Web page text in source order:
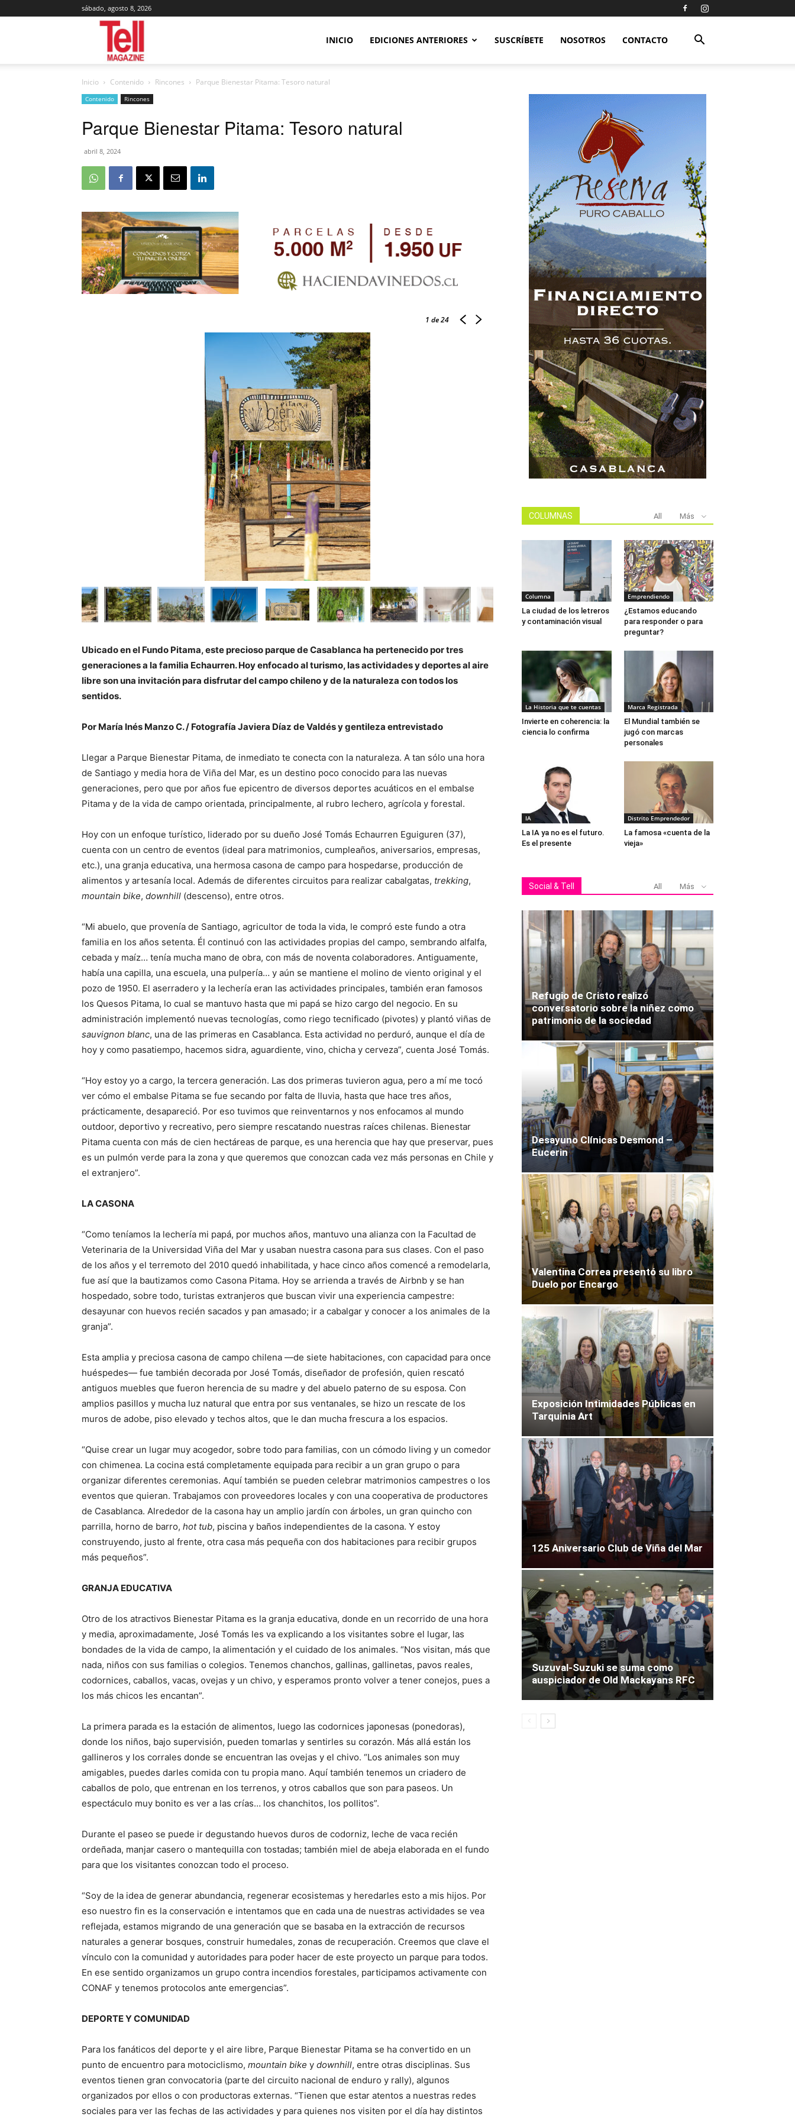
sábado, agosto 8, 2026
Magazine
INICIO EDICIONES ANTERIORES SUSCRÍBETE NOSOTROS CONTACTO
Inicio Contenido Rincones Parque Bienestar Pitama: Tesoro natural
Contenido Rincones
Parque Bienestar Pitama: Tesoro natural
abril 8, 2024
1 de 24
Ubicado en el Fundo Pitama, este precioso parque de Casablanca ha pertenecido por tres
generaciones a la familia Echaurren. Hoy enfocado al turismo, las actividades y deportes al aire
libre son una invitación para disfrutar del campo chileno y de la naturaleza con todos los
sentidos.
Por María Inés Manzo C. / Fotografía Javiera Díaz de Valdés y gentileza entrevistado
Llegar a Parque Bienestar Pitama, de inmediato te conecta con la naturaleza. A tan sólo una hora
de Santiago y media hora de Viña del Mar, es un destino poco conocido para las nuevas
generaciones, pero que por años fue epicentro de diversos deportes acuáticos en el embalse
Pitama y de la vida de campo orientada, principalmente, al rubro lechero, agrícola y forestal.
Hoy con un enfoque turístico, liderado por su dueño José Tomás Echaurren Eguiguren (37),
cuenta con un centro de eventos (ideal para matrimonios, cumpleaños, aniversarios, empresas,
etc.), una granja educativa, una hermosa casona de campo para hospedarse, producción de
alimentos y artesanía local. Además de diferentes circuitos para realizar cabalgatas, trekking,
mountain bike, downhill (descenso), entre otros.
“Mi abuelo, que provenía de Santiago, agricultor de toda la vida, le compró este fundo a otra
familia en los años setenta. Él continuó con las actividades propias del campo, sembrando alfalfa,
cebada y maíz… tenía mucha mano de obra, con más de noventa colaboradores. Antiguamente,
había una capilla, una escuela, una pulpería… y aún se mantiene el molino de viento original y el
pozo de 1950. El aserradero y la lechería eran las actividades principales, también eran famosos
los Quesos Pitama, lo cual se mantuvo hasta que mi papá se hizo cargo del negocio. En su
administración implementó nuevas tecnologías, como riego tecnificado (pivotes) y plantó viñas de
sauvignon blanc, una de las primeras en Casablanca. Esta actividad no perduró, aunque el día de
hoy y como pasatiempo, hacemos sidra, aguardiente, vino, chicha y cerveza”, cuenta José Tomás.
“Hoy estoy yo a cargo, la tercera generación. Las dos primeras tuvieron agua, pero a mí me tocó
ver cómo el embalse Pitama se fue secando por falta de lluvia, hasta que hace tres años,
prácticamente, desapareció. Por eso tuvimos que reinventarnos y nos enfocamos al mundo
outdoor, deportivo y recreativo, pero siempre rescatando nuestras raíces chilenas. Bienestar
Pitama cuenta con más de cien hectáreas de parque, es una herencia que hay que preservar, pues
es un pulmón verde para la zona y que queremos que conozcan cada vez más personas en Chile y
el extranjero”.
LA CASONA
“Como teníamos la lechería mi papá, por muchos años, mantuvo una alianza con la Facultad de
Veterinaria de la Universidad Viña del Mar y usaban nuestra casona para sus clases. Con el paso
de los años y el terremoto del 2010 quedó inhabilitada, y hace cinco años comencé a remodelarla,
fue así que la bautizamos como Casona Pitama. Hoy se arrienda a través de Airbnb y se han
hospedado, sobre todo, turistas extranjeros que buscan vivir una experiencia campestre:
desayunar con huevos recién sacados y pan amasado; ir a cabalgar y conocer a los animales de la
granja”.
Esta amplia y preciosa casona de campo chilena —de siete habitaciones, con capacidad para once
huéspedes— fue también decorada por José Tomás, diseñador de profesión, quien rescató
antiguos muebles que fueron herencia de su madre y del abuelo paterno de su esposa. Con
amplios pasillos y mucha luz natural que entra por sus ventanales, se hizo un rescate de los
muros de adobe, piso elevado y techos altos, que le dan mucha frescura a los espacios.
“Quise crear un lugar muy acogedor, sobre todo para familias, con un cómodo living y un comedor
con chimenea. La cocina está completamente equipada para recibir a un gran grupo o para
organizar diferentes ceremonias. Aquí también se pueden celebrar matrimonios campestres o los
eventos que quieran. Trabajamos con proveedores locales y con una cooperativa de productores
de Casablanca. Alrededor de la casona hay un amplio jardín con árboles, un gran quincho con
parrilla, horno de barro, hot tub, piscina y baños independientes de la casona. Y estoy
construyendo, justo al frente, otra casa más pequeña con dos habitaciones para recibir grupos
más pequeños”.
GRANJA EDUCATIVA
Otro de los atractivos Bienestar Pitama es la granja educativa, donde en un recorrido de una hora
y media, aproximadamente, José Tomás les va explicando a los visitantes sobre el lugar, las
bondades de la vida de campo, la alimentación y el cuidado de los animales. “Nos visitan, más que
nada, niños con sus familias o colegios. Tenemos chanchos, gallinas, gallinetas, pavos reales,
codornices, caballos, vacas, ovejas y un chivo, y esperamos pronto volver a tener conejos, pues a
los más chicos les encantan”.
La primera parada es la estación de alimentos, luego las codornices japonesas (ponedoras),
donde los niños, bajo supervisión, pueden tomarlas y sentirles su corazón. Más allá están los
gallineros y los corrales donde se encuentran las ovejas y el chivo. “Los animales son muy
amigables, puedes darles comida con tu propia mano. Aquí también tenemos un criadero de
caballos de polo, que entrenan en los terrenos, y otros caballos que son para paseos. Un
espectáculo muy bonito es ver a las crías… los chanchitos, los pollitos”.
Durante el paseo se puede ir degustando huevos duros de codorniz, leche de vaca recién
ordeñada, manjar casero o mantequilla con tostadas; también miel de abeja elaborada en el fundo
para que los visitantes conozcan todo el proceso.
“Soy de la idea de generar abundancia, regenerar ecosistemas y heredarles esto a mis hijos. Por
eso nuestro fin es la conservación e intentamos que en cada una de nuestras actividades se vea
reflejada, estamos migrando de una generación que se basaba en la extracción de recursos
naturales a generar bosques, construir humedales, zonas de recuperación. Creemos que clave el
vínculo con la comunidad y autoridades para poder hacer de este proyecto un parque para todos.
En ese sentido organizamos un grupo contra incendios forestales, participamos activamente con
CONAF y tenemos protocolos ante emergencias”.
DEPORTE Y COMUNIDAD
Para los fanáticos del deporte y el aire libre, Parque Bienestar Pitama se ha convertido en un
punto de encuentro para motociclismo, mountain bike y downhill, entre otras disciplinas. Sus
eventos tienen gran convocatoria (parte del circuito nacional de enduro y rally), algunos
organizados por ellos o con productoras externas. “Tienen que estar atentos a nuestras redes
sociales para ver las fechas de las actividades y para quienes nos visiten por el día hay distintos
COLUMNAS All Más
Columna
La ciudad de los letreros
y contaminación visual
Emprendiendo
¿Estamos educando
para responder o para
preguntar?
La Historia que te cuentas
Invierte en coherencia: la
ciencia lo confirma
Marca Registrada
El Mundial también se
jugó con marcas
personales
IA
La IA ya no es el futuro.
Es el presente
Distrito Emprendedor
La famosa «cuenta de la
vieja»
Social & Tell All Más
Refugio de Cristo realizó
conversatorio sobre la niñez como
patrimonio de la sociedad
Desayuno Clínicas Desmond –
Eucerin
Valentina Correa presentó su libro
Duelo por Encargo
Exposición Intimidades Públicas en
Tarquinia Art
125 Aniversario Club de Viña del Mar
Suzuval-Suzuki se suma como
auspiciador de Old Mackayans RFC